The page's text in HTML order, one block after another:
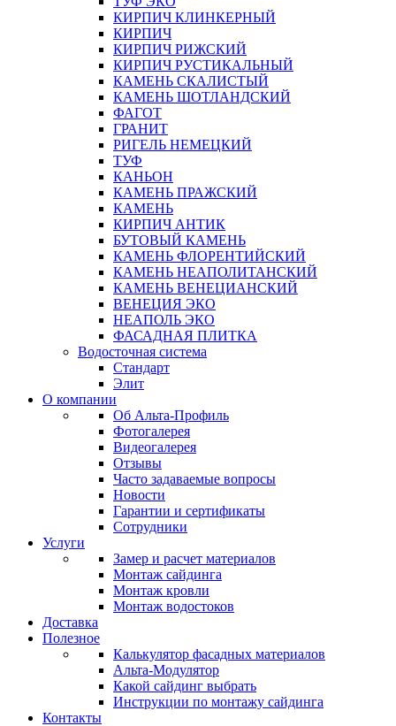
КИРПИЧ КЛИНКЕРНЫЙ
КИРПИЧ
КИРПИЧ РИЖСКИЙ
КИРПИЧ РУСТИКАЛЬНЫЙ
КАМЕНЬ СКАЛИСТЫЙ
КАМЕНЬ ШОТЛАНДСКИЙ
ФАГОТ
ГРАНИТ
РИГЕЛЬ НЕМЕЦКИЙ
ТУФ
КАНЬОН
КАМЕНЬ ПРАЖСКИЙ
КАМЕНЬ
КИРПИЧ АНТИК
БУТОВЫЙ КАМЕНЬ
КАМЕНЬ ФЛОРЕНТИЙСКИЙ
КАМЕНЬ НЕАПОЛИТАНСКИЙ
КАМЕНЬ ВЕНЕЦИАНСКИЙ
ВЕНЕЦИЯ ЭКО
НЕАПОЛЬ ЭКО
ФАСАДНАЯ ПЛИТКА
Водосточная система
Стандарт
Элит
О компании
Об Альта-Профиль
Фотогалерея
Видеогалерея
Отзывы
Часто задаваемые вопросы
Новости
Гарантии и сертификаты
Сотрудники
Услуги
Замер и расчет материалов
Монтаж сайдинга
Монтаж кровли
Монтаж водостоков
Доставка
Полезное
Калькулятор фасадных материалов
Альта-Модулятор
Какой сайдинг выбрать
Инструкции по монтажу сайдинга
Контакты